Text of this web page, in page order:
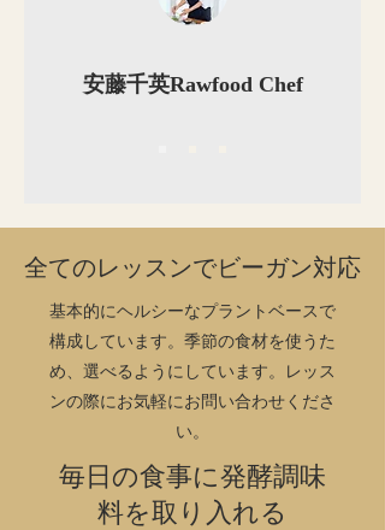
安藤千英Rawfood Chef
全てのレッスンでビーガン対応
基本的にヘルシーなプラントベースで
構成しています。季節の食材を使うた
め、選べるようにしています。レッス
ンの際にお気軽にお問い合わせくださ
い。
毎日の食事に発酵調味
料を取り入れる